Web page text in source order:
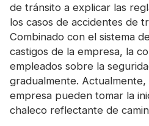
de tránsito a explicar las
los casos de accidentes de
Combinado con el sistema
castigos de la empresa, la
empleados sobre la
gradualmente.
empresa pueden tomar la
chaleco reflectante de